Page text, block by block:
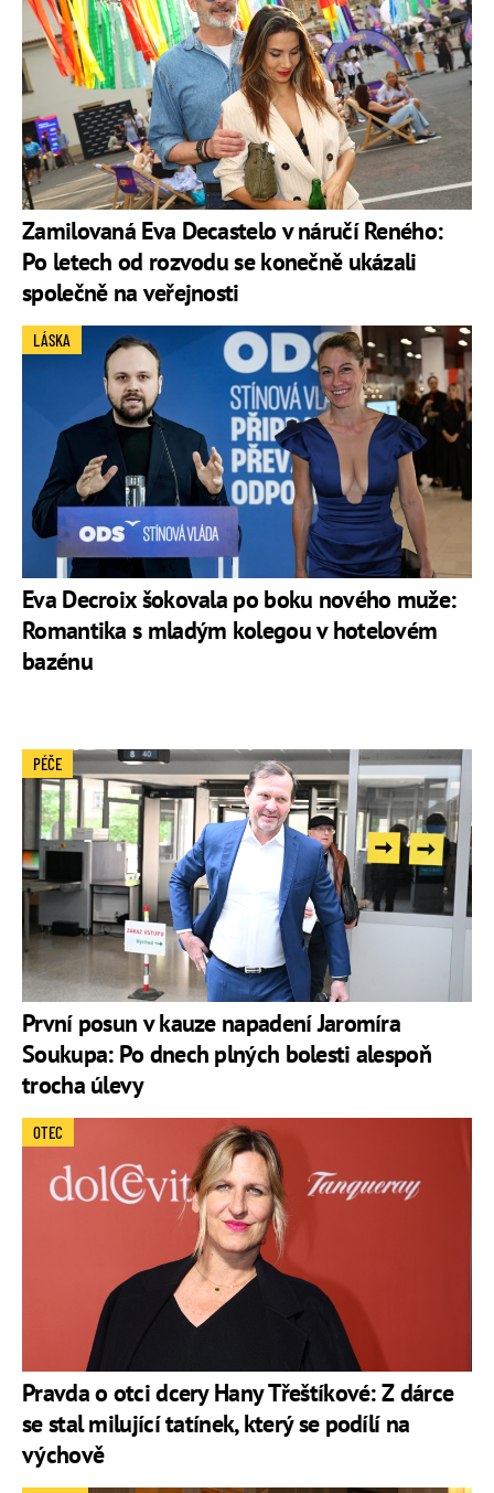
Zamilovaná Eva Decastelo v náručí Reného:
Po letech od rozvodu se konečně ukázali
společně na veřejnosti
Eva Decroix šokovala po boku nového muže:
Romantika s mladým kolegou v hotelovém
bazénu
LÁSKA
První posun v kauze napadení Jaromíra
Soukupa: Po dnech plných bolesti alespoň
trocha úlevy
PÉČE
Pravda o otci dcery Hany Třeštíkové: Z dárce
se stal milující tatínek, který se podílí na
výchově
OTEC